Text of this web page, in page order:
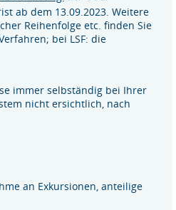
ab dem 13.09.2023. Weitere
Reihenfolge etc. finden Sie
bei LSF: die
immer selbständig bei Ihrer
nicht ersichtlich, nach
an Exkursionen, anteilige